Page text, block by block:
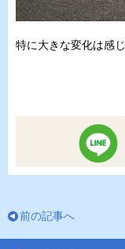
特に大きな変化は感
前の記事へ